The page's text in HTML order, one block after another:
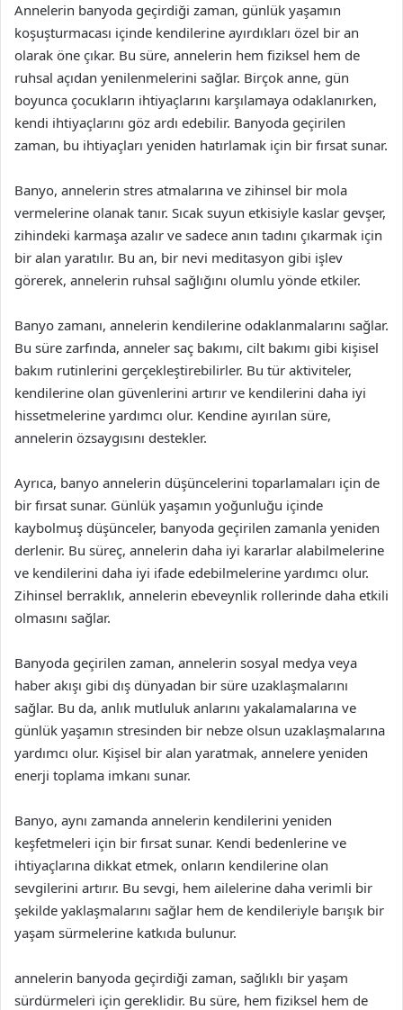
Annelerin banyoda geçirdiği zaman, günlük yaşamın
koşuşturmacası içinde kendilerine ayırdıkları özel bir an
olarak öne çıkar. Bu süre, annelerin hem fiziksel hem de
ruhsal açıdan yenilenmelerini sağlar. Birçok anne, gün
boyunca çocukların ihtiyaçlarını karşılamaya odaklanırken,
kendi ihtiyaçlarını göz ardı edebilir. Banyoda geçirilen
zaman, bu ihtiyaçları yeniden hatırlamak için bir fırsat sunar.
Banyo, annelerin stres atmalarına ve zihinsel bir mola
vermelerine olanak tanır. Sıcak suyun etkisiyle kaslar gevşer,
zihindeki karmaşa azalır ve sadece anın tadını çıkarmak için
bir alan yaratılır. Bu an, bir nevi meditasyon gibi işlev
görerek, annelerin ruhsal sağlığını olumlu yönde etkiler.
Banyo zamanı, annelerin kendilerine odaklanmalarını sağlar.
Bu süre zarfında, anneler saç bakımı, cilt bakımı gibi kişisel
bakım rutinlerini gerçekleştirebilirler. Bu tür aktiviteler,
kendilerine olan güvenlerini artırır ve kendilerini daha iyi
hissetmelerine yardımcı olur. Kendine ayırılan süre,
annelerin özsaygısını destekler.
Ayrıca, banyo annelerin düşüncelerini toparlamaları için de
bir fırsat sunar. Günlük yaşamın yoğunluğu içinde
kaybolmuş düşünceler, banyoda geçirilen zamanla yeniden
derlenir. Bu süreç, annelerin daha iyi kararlar alabilmelerine
ve kendilerini daha iyi ifade edebilmelerine yardımcı olur.
Zihinsel berraklık, annelerin ebeveynlik rollerinde daha etkili
olmasını sağlar.
Banyoda geçirilen zaman, annelerin sosyal medya veya
haber akışı gibi dış dünyadan bir süre uzaklaşmalarını
sağlar. Bu da, anlık mutluluk anlarını yakalamalarına ve
günlük yaşamın stresinden bir nebze olsun uzaklaşmalarına
yardımcı olur. Kişisel bir alan yaratmak, annelere yeniden
enerji toplama imkanı sunar.
Banyo, aynı zamanda annelerin kendilerini yeniden
keşfetmeleri için bir fırsat sunar. Kendi bedenlerine ve
ihtiyaçlarına dikkat etmek, onların kendilerine olan
sevgilerini artırır. Bu sevgi, hem ailelerine daha verimli bir
şekilde yaklaşmalarını sağlar hem de kendileriyle barışık bir
yaşam sürmelerine katkıda bulunur.
annelerin banyoda geçirdiği zaman, sağlıklı bir yaşam
sürdürmeleri için gereklidir. Bu süre, hem fiziksel hem de